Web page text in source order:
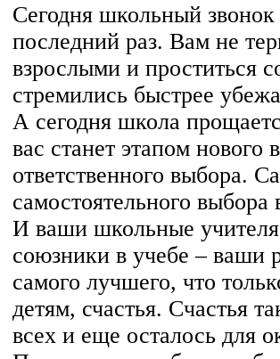
Сегодня школьный звонок
последний раз. Вам не
взрослыми и проститься
стремились быстрее
А сегодня школа
вас станет этапом
ответственного выбора.
самостоятельного
И ваши школьные
союзники в учебе – ваши
самого лучшего, что
детям, счастья. Счастья
всех и еще осталось для